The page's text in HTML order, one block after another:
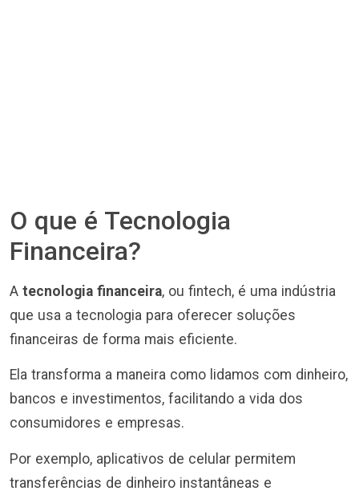
O que é Tecnologia
Financeira?
A tecnologia financeira, ou fintech, é uma indústria
que usa a tecnologia para oferecer soluções
financeiras de forma mais eficiente.
Ela transforma a maneira como lidamos com dinheiro,
bancos e investimentos, facilitando a vida dos
consumidores e empresas.
Por exemplo, aplicativos de celular permitem
transferências de dinheiro instantâneas e